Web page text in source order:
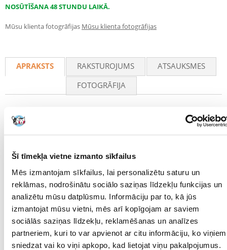
Šī tīmekļa vietne izmanto sīkfailus
Mēs izmantojam sīkfailus, lai personalizētu saturu un
reklāmas, nodrošinātu sociālo saziņas līdzekļu funkcijas un
analizētu mūsu datplūsmu. Informāciju par to, kā jūs
izmantojat mūsu vietni, mēs arī kopīgojam ar saviem
sociālās saziņas līdzekļu, reklamēšanas un analīzes
partneriem, kuri to var apvienot ar citu informāciju, ko viņiem
sniedzat vai ko viņi apkopo, kad lietojat viņu pakalpojumus.
NOSŪTĪŠANA 48 STUNDU LAIKĀ.
Mūsu klienta fotogrāfijas Mūsu klienta fotogrāfijas
APRAKSTS RAKSTUROJUMS
ATSAUKSMES
FOTOGRĀFIJA
Veselīgs un garšīgs kārums grauzējiem. Kaltēti jāņogu zariņi ir lielisks
košļāšanas instinktu, slīpē grauzēju lielos augošos zobus un nodrošina
ar šķiedrvielām, kas ir nepieciešamas to organismu pareizai
funkcionēšanai.
Iepakojums : 50 g
Parametri
IEPAKOJUMA SVARS
(KG):
0.05